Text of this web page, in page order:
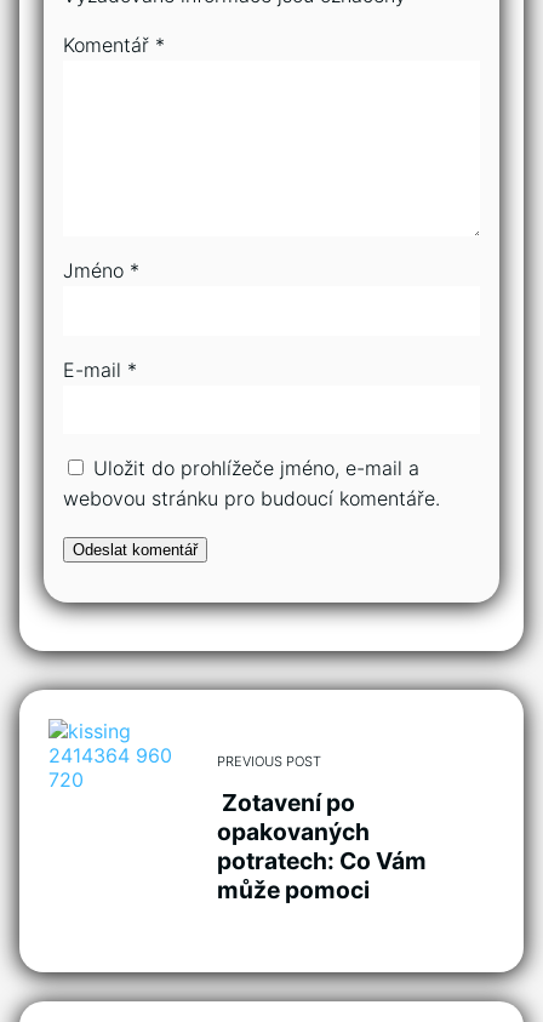
Komentář *
Jméno *
E-mail *
Uložit do prohlížeče jméno, e-mail a
webovou stránku pro budoucí komentáře.
PREVIOUS POST
Zotavení po
opakovaných
potratech: Co Vám
může pomoci